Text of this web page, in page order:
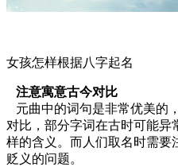
女孩怎样根据八字起名
注意寓意古今对比
元曲中的词句是非常优美的
对比，部分字词在古时可能异
样的含义。而人们取名时需要
贬义的问题。